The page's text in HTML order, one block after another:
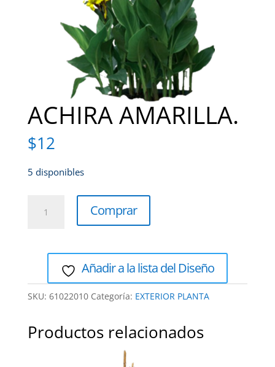
ACHIRA AMARILLA.
$12
5 disponibles
AMARILLA.
Comprar
Añadir a la lista del Diseño
SKU: 61022010 Categoría: EXTERIOR PLANTA
Productos relacionados